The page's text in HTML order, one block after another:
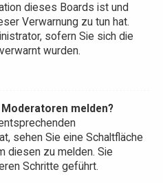
dieses Boards ist und
Verwarnung zu tun hat.
sofern Sie sich die
wurden.
melden?
sehen Sie eine Schaltfläche
diesen zu melden. Sie
Schritte geführt.